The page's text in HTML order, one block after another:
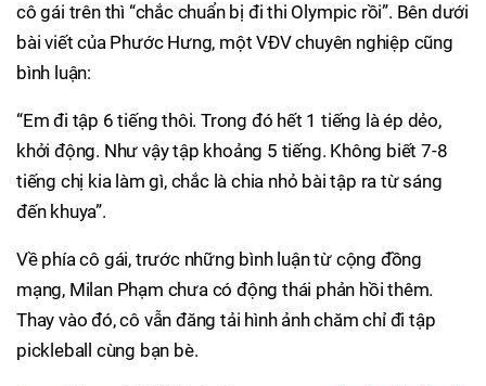
cô gái trên thì “chắc chuẩn bị đi thi Olympic rồi”. Bên dưới
bài viết của Phước Hưng, một VĐV chuyên nghiệp cũng
bình luận:
“Em đi tập 6 tiếng thôi. Trong đó hết 1 tiếng là ép dẻo,
khởi động. Như vậy tập khoảng 5 tiếng. Không biết 7-8
tiếng chị kia làm gì, chắc là chia nhỏ bài tập ra từ sáng
đến khuya”.
Về phía cô gái, trước những bình luận từ cộng đồng
mạng, Milan Phạm chưa có động thái phản hồi thêm.
Thay vào đó, cô vẫn đăng tải hình ảnh chăm chỉ đi tập
pickleball cùng bạn bè.